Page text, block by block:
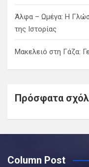
Άλφα – Ωμέγα: Η
της Ιστορίας
Μακελειό στη Γάζα:
Πρόσφατα
Column Post